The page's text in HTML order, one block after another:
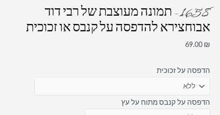
1658 – תמונה מעוצבת של רבי דוד
אבוחצירא להדפסה על קנבס או זכוכית
69.00 ₪
הדפסה על זכוכית
הדפסה על קנבס מתוח על עץ